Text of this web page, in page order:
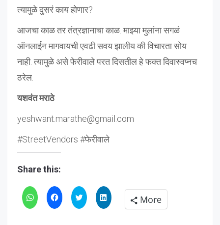
त्यामुळे दुसरं काय होणार?
आजचा काळ तर तंत्रज्ञानाचा काळ. माझ्या मुलांना सगळं
ऑनलाईन मागवायची एवढी सवय झालीय की विचारता सोय
नाही. त्यामुळे असे फेरीवाले परत दिसतील हे फक्त दिवास्वप्नच
ठरेल.
यशवंत मराठे
yeshwant.marathe@gmail.com
#StreetVendors #फेरीवाले
Share this:
Click
Click
Click
Click
More